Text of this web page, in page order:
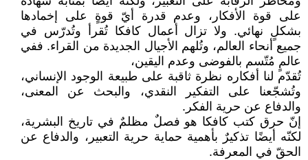
على قوة الأفكار، وعدم قدرة أيّ قوةٍ على إخمادها
بشكلٍ نهائي. ولا تزال أعمال كافكا تُقرأ وتُدرّس في
جميع أنحاء العالم، وتُلهم الأجيال الجديدة من القراء. ففي
عالمٍ مُتّسم بالفوضى وعدم اليقين،
تُقدّم لنا أفكاره نظرة ثاقبة على طبيعة الوجود الإنساني،
وتُشجّعنا على التفكير النقدي، والبحث عن المعنى،
والدفاع عن حرية الفكر.
إنّ حرق كتب كافكا هو فصلٌ مظلمٌ في تاريخ البشرية،
لكنّه أيضًا تذكيرٌ بأهمية حماية حرية التعبير، والدفاع عن
الحقّ في المعرفة.